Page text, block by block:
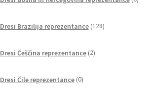
Dresi Brazilija reprezentance 128izdelkov
Dresi Češčina reprezentance 2izdelka
Dresi Čile reprezentance 0izdelkov